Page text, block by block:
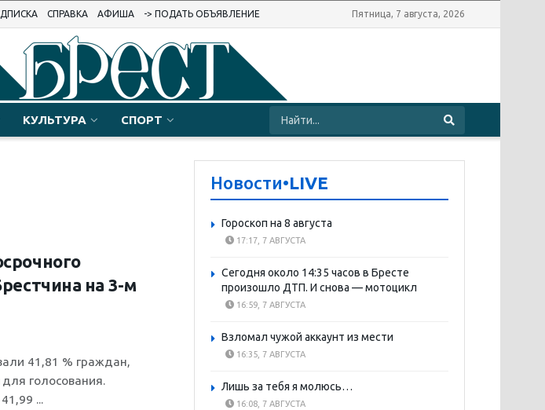
СПРАВКА АФИША -> ПОДАТЬ ОБЪЯВЛЕНИЕ Пятница, 7 августа, 2026
КУЛЬТУРА СПОРТ
на 3-м
41,81 % граждан,
голосования.
...
Новости•LIVE
Гороскоп на 8 августа
17:17, 7 АВГУСТА
Сегодня около 14:35 часов в Бресте
произошло ДТП. И снова — мотоцикл
16:59, 7 АВГУСТА
Взломал чужой аккаунт из мести
16:35, 7 АВГУСТА
Лишь за тебя я молюсь…
16:08, 7 АВГУСТА